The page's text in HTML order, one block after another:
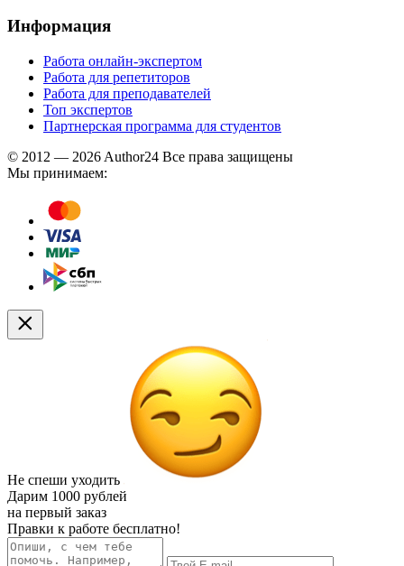
Информация
Работа онлайн-экспертом
Работа для репетиторов
Работа для преподавателей
Топ экспертов
Партнерская программа для студентов
© 2012 — 2026 Author24 Все права защищены
Мы принимаем:
Не спеши уходить
Дарим 1000 рублей
на первый заказ
Правки к работе бесплатно!